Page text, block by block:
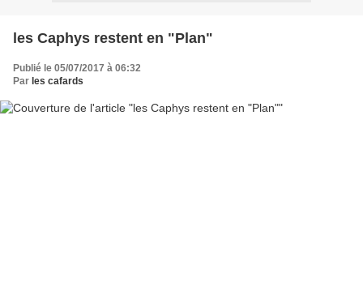
les Caphys restent en "Plan"
Publié le 05/07/2017 à 06:32
Par les cafards